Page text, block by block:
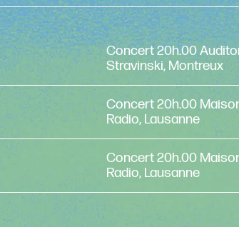
Concert 20h.00
Stravinski, Montreux
Concert 20h.00
Radio, Lausanne
Concert 20h.00
Radio, Lausanne